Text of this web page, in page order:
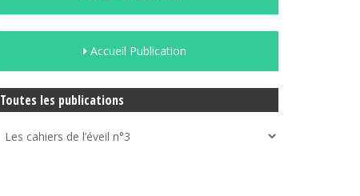
Accueil Publication
Toutes les publications